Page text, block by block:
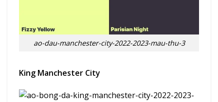
ao-dau-manchester-city-2022-2023-mau-thu-3
King Manchester City